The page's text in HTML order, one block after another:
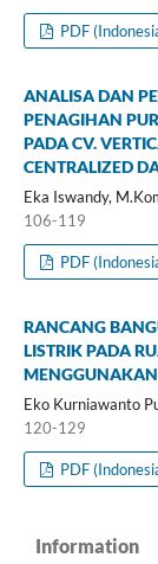
PDF
ANALISA DAN
PENAGIHAN
PADA CV.
CENTRALIZED
Eka Iswandy,
106-119
PDF
RANCANG
LISTRIK PADA
Eko Kurniawanto
120-129
PDF
Information